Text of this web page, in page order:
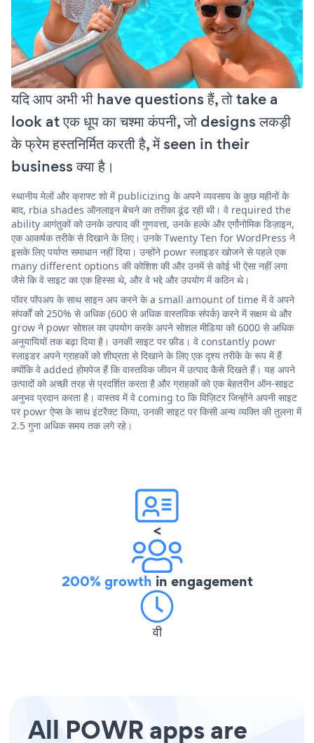
यदि आप अभी भी have questions हैं, तो take a
look at एक धूप का चश्मा कंपनी, जो designs लकड़ी
के फ्रेम हस्तनिर्मित करती है, में seen in their
business क्या है।
स्थानीय मेलों और क्राफ्ट शो में publicizing के अपने व्यवसाय के कुछ महीनों के
बाद, rbia shades ऑनलाइन बेचने का तरीका ढूंढ रही थी। वे required the
ability आगंतुकों को उनके उत्पाद की गुणवत्ता, उनके हल्के और एर्गोनोमिक डिज़ाइन,
एक आकर्षक तरीके से दिखाने के लिए। उनके Twenty Ten for WordPress ने
इसके लिए पर्याप्त समाधान नहीं दिया। उन्होंने powr स्लाइडर खोजने से पहले एक
many different options की कोशिश की और उनमें से कोई भी ऐसा नहीं लगा
जैसे कि वे साइट का एक हिस्सा थे, और वे भद्दे और उपयोग में कठिन थे।
पॉवर पॉपअप के साथ साइन अप करने के a small amount of time में वे अपने
संपर्कों को 250% से अधिक (600 से अधिक वास्तविक संपर्क) करने में सक्षम थे और
grow ने powr सोशल का उपयोग करके अपने सोशल मीडिया को 6000 से अधिक
अनुयायियों तक बढ़ा दिया है। उनकी साइट पर फ़ीड। वे constantly powr
स्लाइडर अपने ग्राहकों को शीघ्रता से दिखाने के लिए एक दृश्य तरीके के रूप में हैं
क्योंकि वे added होमपेज हैं कि वास्तविक जीवन में उत्पाद कैसे दिखते हैं। यह अपने
उत्पादों को अच्छी तरह से प्रदर्शित करता है और ग्राहकों को एक बेहतरीन ऑन-साइट
अनुभव प्रदान करता है। वास्तव में वे coming to कि विज़िटर जिन्होंने अपनी साइट
पर powr ऐप्स के साथ इंटरैक्ट किया, उनकी साइट पर किसी अन्य व्यक्ति की तुलना में
2.5 गुना अधिक समय तक लगे रहे।
<
200% growth in engagement
वी
All POWR apps are